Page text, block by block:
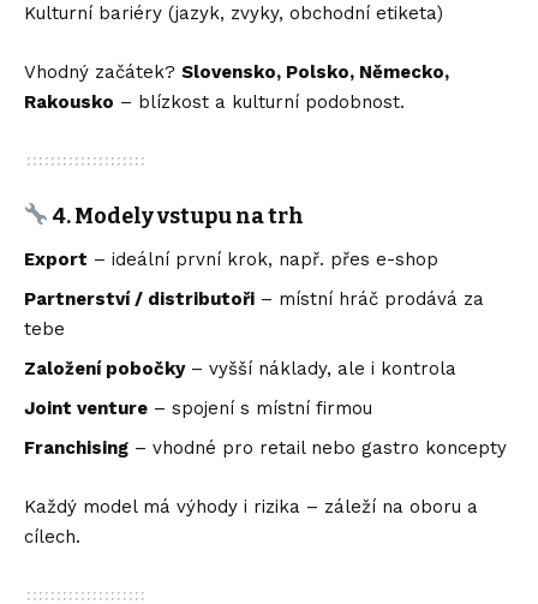
Kulturní bariéry (jazyk, zvyky, obchodní etiketa)
Vhodný začátek? Slovensko, Polsko, Německo,
Rakousko – blízkost a kulturní podobnost.
4. Modely vstupu na trh
Export – ideální první krok, např. přes e-shop
Partnerství / distributoři – místní hráč prodává za
tebe
Založení pobočky– vyšší náklady, ale i kontrola
Joint venture – spojení s místní firmou
Franchising – vhodné pro retail nebo gastro koncepty
Každý model má výhody i rizika – záleží na oboru a
cílech.